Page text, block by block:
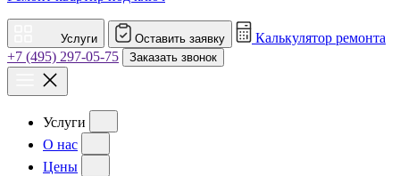
Услуги Оставить заявку
Калькулятор ремонта
+7 (495) 297-05-75
Заказать звонок
Услуги
О нас
Цены